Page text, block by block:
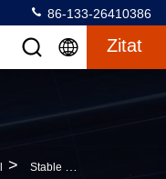
86-133-26410386
Zitat
> Stable Performance Concrete Release Agent With Long Shelf Life And Non Toxic Formula For Easy Demoulding